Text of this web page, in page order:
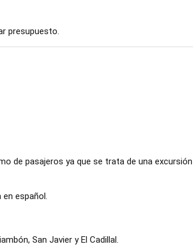
presupuesto.
de pasajeros ya que se trata de una
español.
San Javier y El Cadillal.